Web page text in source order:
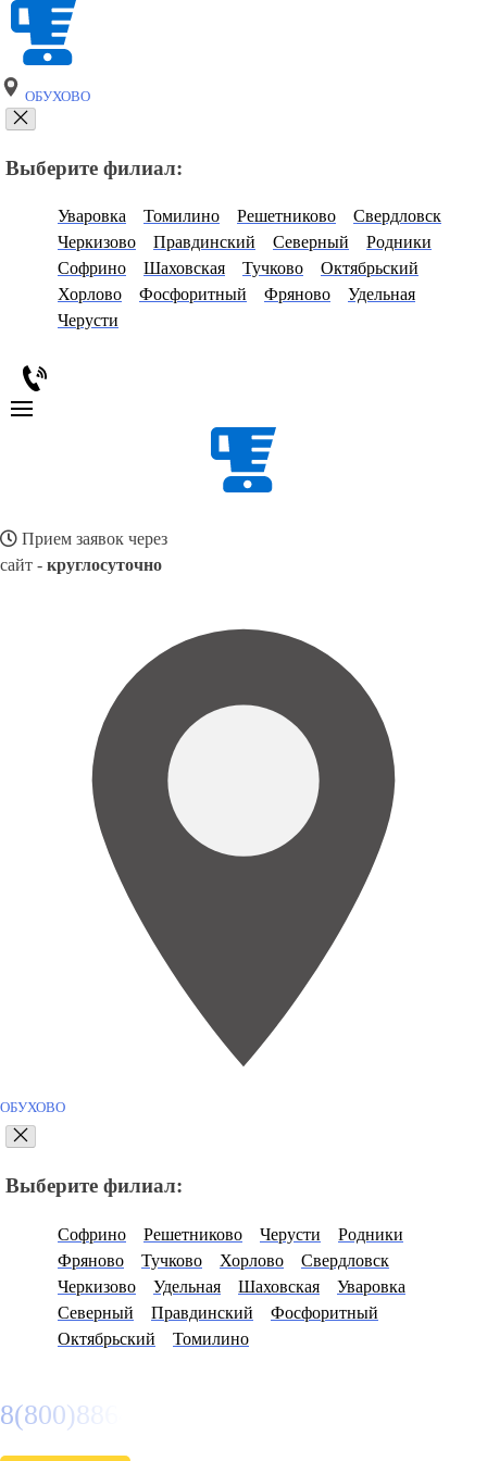
ОБУХОВО
Выберите филиал:
Уваровка Томилино Решетниково
Свердловск
Черкизово
Правдинский Северный
Родники
Софрино
Шаховская Тучково
Октябрьский
Хорлово
Фосфоритный Фряново
Удельная
Черусти
Прием заявок через
сайт - круглосуточно
ОБУХОВО
Выберите филиал:
Софрино Решетниково Черусти
Родники
Фряново
Тучково Хорлово
Свердловск
Черкизово
Удельная Шаховская
Уваровка
Северный
Правдинский
Фосфоритный
Октябрьский
Томилино
8(800)886486